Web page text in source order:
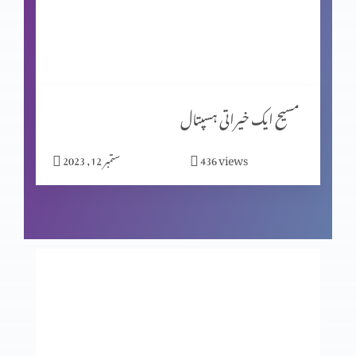
یسعیاہ کی کتاب باب 53 (حصہ 2)
یسعیاہ کی کتاب 53 باب
مسیح ایک خیراتی ہسپتال
ستمبر 12, 2023 436views